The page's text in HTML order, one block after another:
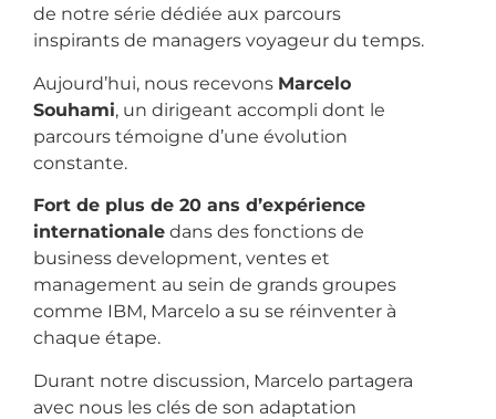
de notre série dédiée aux parcours
inspirants de managers voyageur du temps.
Aujourd’hui, nous recevons Marcelo
Souhami, un dirigeant accompli dont le
parcours témoigne d’une évolution
constante.
Fort de plus de 20 ans d’expérience
internationale dans des fonctions de
business development, ventes et
management au sein de grands groupes
comme IBM, Marcelo a su se réinventer à
chaque étape.
Durant notre discussion, Marcelo partagera
avec nous les clés de son adaptation